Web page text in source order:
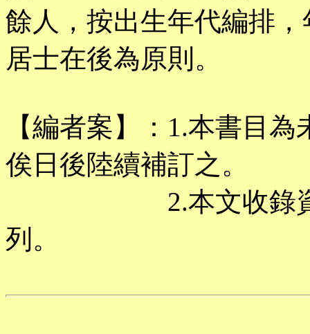
餘人，按出生年代編排
居士在後為原則。
【編者案】：1.本書目
俟日後陸續補訂之。
2.本文收錄資料，
列。